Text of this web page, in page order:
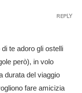
te adoro gli ostelli
però), in volo
durata del viaggio
fare amicizia
REPLY